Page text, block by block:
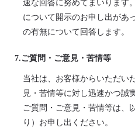
速な回答に努めてまいります
について開示のお申し出があ
の有無について回答します。
7.ご質問・ご意見・苦情等
当社は、お客様からいただい
見・苦情等に対し迅速かつ誠
ご質問・ご意見・苦情等は、
り）お申し出ください。